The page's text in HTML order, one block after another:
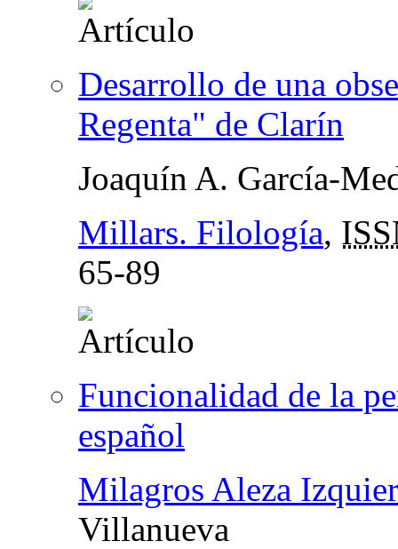
Desarrollo de una
Regenta" de Clarín
Joaquín A. García-
Millars. Filología,
65-89
Funcionalidad de la
español
Milagros Aleza
Villanueva